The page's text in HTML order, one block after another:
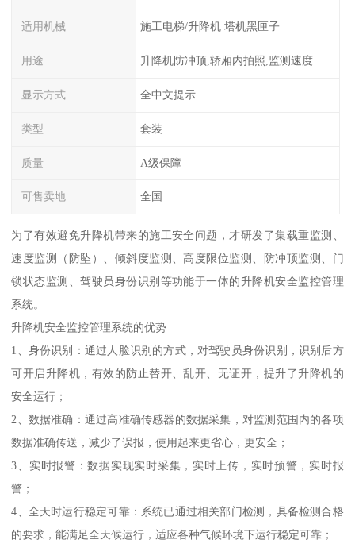
适用机械 施工电梯/升降机 塔机黑匣子
用途 升降机防冲顶,轿厢内拍照,监测速度
显示方式 全中文提示
类型 套装
质量 A级保障
可售卖地 全国
为了有效避免升降机带来的施工安全问题，才研发了集载重监测、
速度监测（防坠）、倾斜度监测、高度限位监测、防冲顶监测、门
锁状态监测、驾驶员身份识别等功能于一体的升降机安全监控管理
系统。
升降机安全监控管理系统的优势
1、身份识别：通过人脸识别的方式，对驾驶员身份识别，识别后方
可开启升降机，有效的防止替开、乱开、无证开，提升了升降机的
安全运行；
2、数据准确：通过高准确传感器的数据采集，对监测范围内的各项
数据准确传送，减少了误报，使用起来更省心，更安全；
3、实时报警：数据实现实时采集，实时上传，实时预警，实时报
警；
4、全天时运行稳定可靠：系统已通过相关部门检测，具备检测合格
的要求，能满足全天候运行，适应各种气候环境下运行稳定可靠；